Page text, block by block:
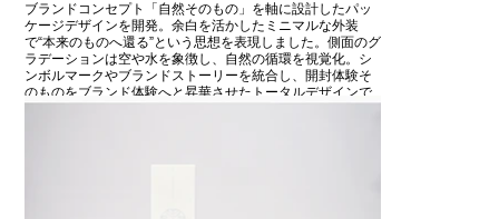
ブランドコンセプト「自然そのもの」を軸に設計したパッ
ケージデザインを開発。余白を活かしたミニマルな外装
で“本来のものへ還る”という思想を表現しました。側面のグ
ラデーションは空や水を象徴し、自然の循環を視覚化。シ
ンボルマークやブランドストーリーを統合し、開封体験そ
のものをブランド体験へと昇華させたトータルデザインで